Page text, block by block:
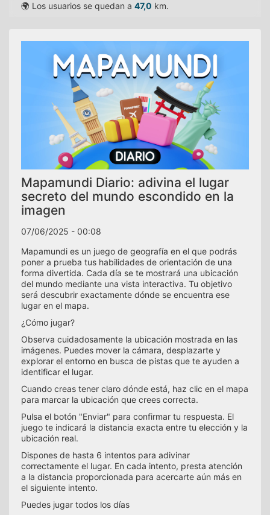
🌍 Los usuarios se quedan a 47,0 km.
Mapamundi Diario: adivina el lugar
secreto del mundo escondido en la
imagen
07/06/2025 - 00:08
Mapamundi es un juego de geografía en el que podrás
poner a prueba tus habilidades de orientación de una
forma divertida. Cada día se te mostrará una ubicación
del mundo mediante una vista interactiva. Tu objetivo
será descubrir exactamente dónde se encuentra ese
lugar en el mapa.
¿Cómo jugar?
Observa cuidadosamente la ubicación mostrada en las
imágenes. Puedes mover la cámara, desplazarte y
explorar el entorno en busca de pistas que te ayuden a
identificar el lugar.
Cuando creas tener claro dónde está, haz clic en el mapa
para marcar la ubicación que crees correcta.
Pulsa el botón "Enviar" para confirmar tu respuesta. El
juego te indicará la distancia exacta entre tu elección y la
ubicación real.
Dispones de hasta 6 intentos para adivinar
correctamente el lugar. En cada intento, presta atención
a la distancia proporcionada para acercarte aún más en
el siguiente intento.
Puedes jugar todos los días